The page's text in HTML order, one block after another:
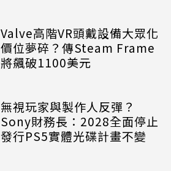
Valve高階VR頭戴設備大眾化
價位夢碎？傳Steam Frame
將飆破1100美元
無視玩家與製作人反彈？
Sony財務長：2028全面停止
發行PS5實體光碟計畫不變